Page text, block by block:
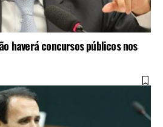
haverá concursos públicos nos